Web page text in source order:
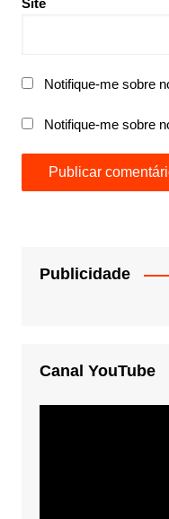
Site
Notifique-me sobre
Notifique-me sobre
Publicidade
Canal YouTube